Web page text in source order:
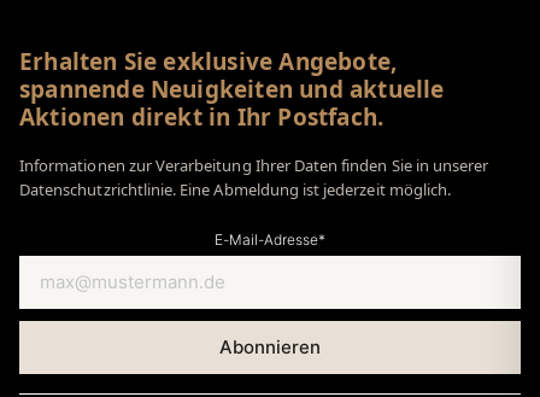
Erhalten Sie exklusive Angebote,
spannende Neuigkeiten und aktuelle
Aktionen direkt in Ihr Postfach.
Informationen zur Verarbeitung Ihrer Daten finden Sie in unserer
Datenschutzrichtlinie. Eine Abmeldung ist jederzeit möglich.
E-Mail-Adresse*